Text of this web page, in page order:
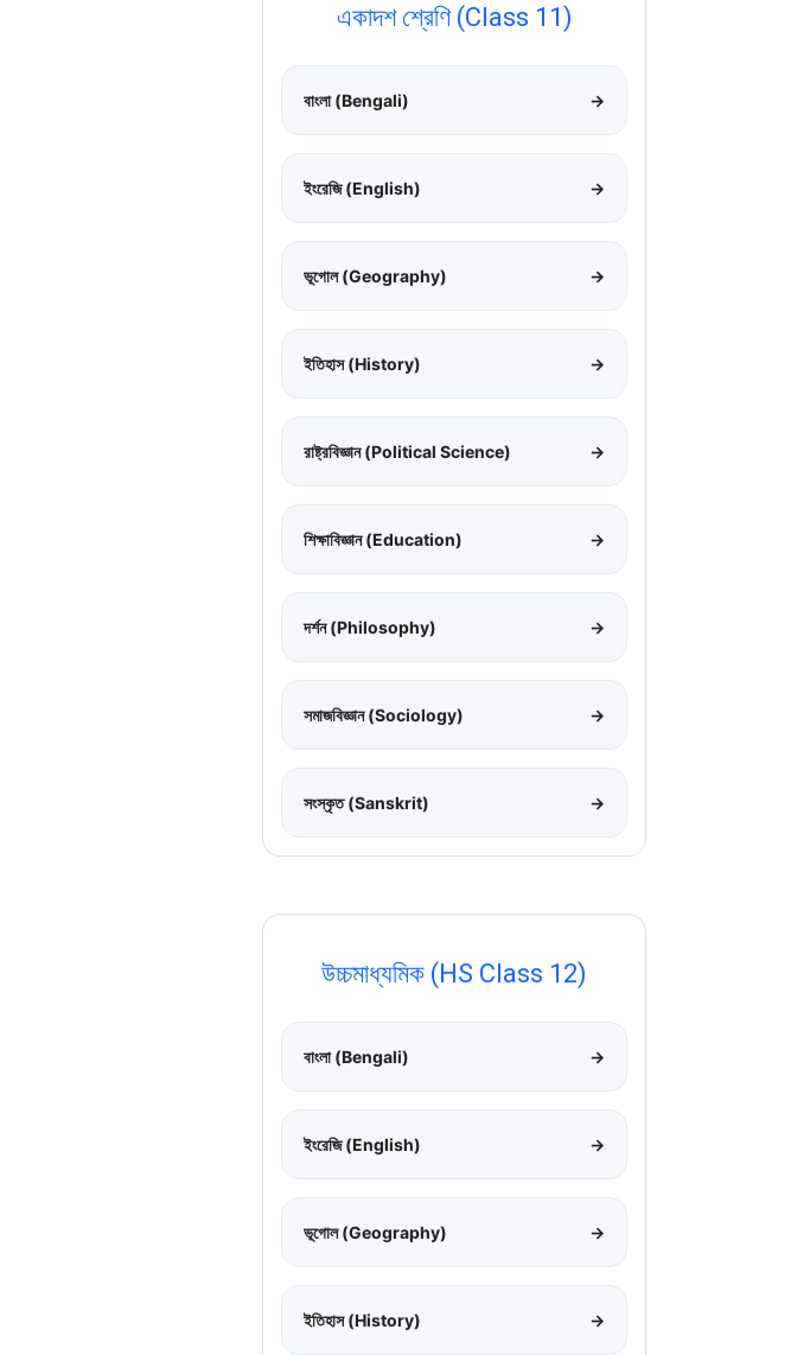
একাদশ শ্রেণি (Class 11)
বাংলা (Bengali) →
ইংরেজি (English) →
ভূগোল (Geography) →
ইতিহাস (History) →
রাষ্ট্রবিজ্ঞান (Political Science) →
শিক্ষাবিজ্ঞান (Education) →
দর্শন (Philosophy) →
সমাজবিজ্ঞান (Sociology) →
সংস্কৃত (Sanskrit) →
উচ্চমাধ্যমিক (HS Class 12)
বাংলা (Bengali) →
ইংরেজি (English) →
ভূগোল (Geography) →
ইতিহাস (History) →